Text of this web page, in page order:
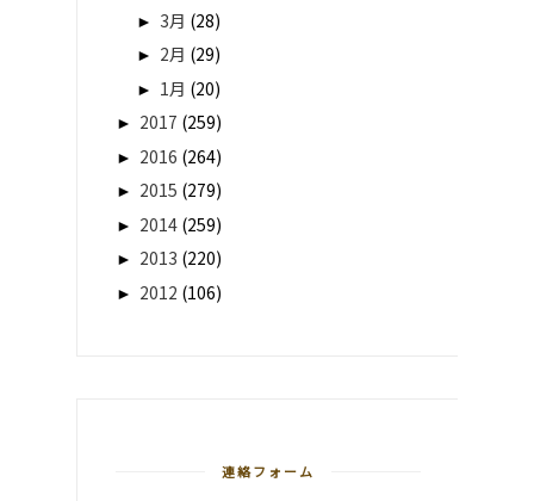
► 3月 (28)
► 2月 (29)
► 1月 (20)
► 2017 (259)
► 2016 (264)
► 2015 (279)
► 2014 (259)
► 2013 (220)
► 2012 (106)
連絡フォーム